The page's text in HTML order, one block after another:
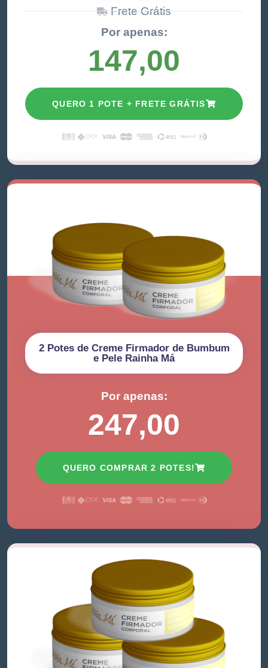
Frete Grátis
Por apenas:
147,00
QUERO 1 POTE + FRETE GRÁTIS
2 Potes de Creme Firmador de Bumbum
e Pele Rainha Má
Por apenas:
247,00
QUERO COMPRAR 2 POTES!